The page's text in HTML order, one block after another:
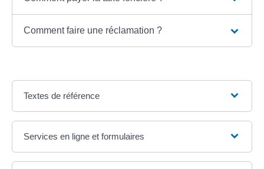
Comment faire une réclamation ?
Textes de référence
Services en ligne et formulaires